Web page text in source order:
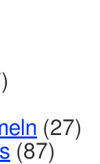
(27)
(87)